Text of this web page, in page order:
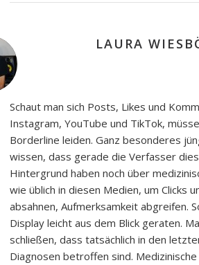
LAURA
Schaut man sich Posts, Likes und
Instagram, YouTube und TikTok,
Borderline leiden. Ganz besonderes
wissen, dass gerade die Verfasser
Hintergrund haben noch über
wie üblich in diesen Medien, um Clicks
absahnen, Aufmerksamkeit abgreifen.
Display leicht aus dem Blick geraten.
schließen, dass tatsächlich in den
Diagnosen betroffen sind.